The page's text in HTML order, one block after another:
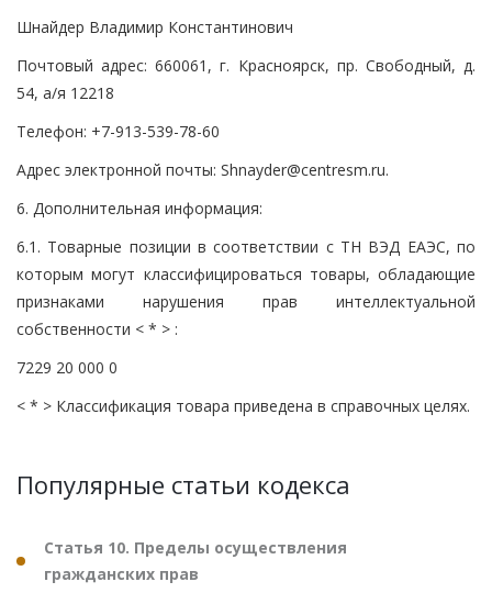
Шнайдер Владимир Константинович
Почтовый адрес: 660061, г. Красноярск, пр. Свободный, д.
54, а/я 12218
Телефон: +7-913-539-78-60
Адрес электронной почты: Shnayder@centresm.ru.
6. Дополнительная информация:
6.1. Товарные позиции в соответствии с ТН ВЭД ЕАЭС, по
которым могут классифицироваться товары, обладающие
признаками нарушения прав интеллектуальной
собственности < * > :
7229 20 000 0
< * > Классификация товара приведена в справочных целях.
Популярные статьи кодекса
Статья 10. Пределы осуществления
гражданских прав